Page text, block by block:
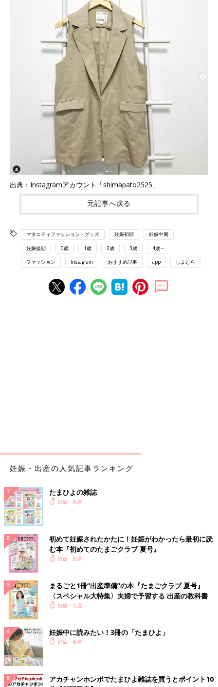
出典：Instagramアカウント「shimapato2525」
元記事へ戻る
マタニティファッション・グッズ 妊娠初期 妊娠中期
妊娠後期 0歳 1歳 2歳 3歳 4歳～
ファッション Instagram おすすめ記事 app しまむら
妊娠・出産の人気記事ランキング
たまひよの雑誌
妊娠・出産
初めて妊娠されたかたに！妊娠がわかったら最初に読
む本『初めてのたまごクラブ 夏号』
妊娠・出産
まるごと1冊“出産準備”の本『たまごクラブ 夏号』
〈スペシャル大特集〉夫婦で予習する 出産の教科書
妊娠・出産
妊娠中に読みたい！3冊の「たまひよ」
妊娠・出産
アカチャンホンポでたまひよ雑誌を買うとポイント10